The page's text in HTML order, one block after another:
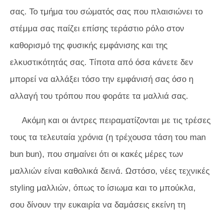
σας. Το τμήμα του σώματός σας που πλαισιώνει το
στέμμα σας παίζει επίσης τεράστιο ρόλο στον
καθορισμό της φυσικής εμφάνισης και της
ελκυστικότητάς σας. Τίποτα από όσα κάνετε δεν
μπορεί να αλλάξει τόσο την εμφάνισή σας όσο η
αλλαγή του τρόπου που φοράτε τα μαλλιά σας.
Ακόμη και οι άντρες πειραματίζονται με τις τρέσες
τους τα τελευταία χρόνια (η τρέχουσα τάση του man
bun bun), που σημαίνει ότι οι κακές μέρες των
μαλλιών είναι καθολικά δεινά. Ωστόσο, νέες τεχνικές
styling μαλλιών, όπως το ίσιωμα και το μπούκλα,
σου δίνουν την ευκαιρία να δαμάσεις εκείνη τη